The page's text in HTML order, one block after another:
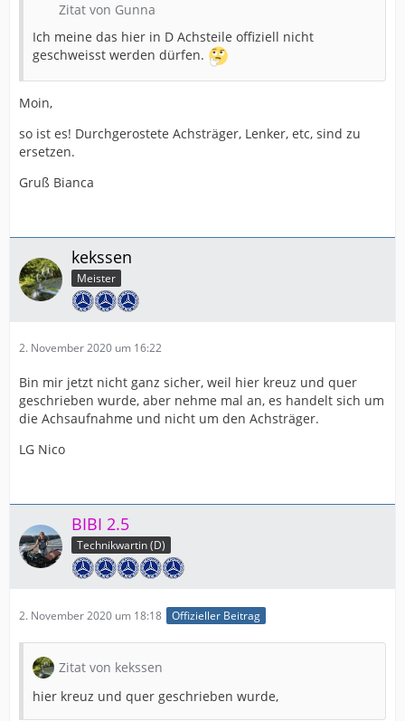
Zitat von Gunna
Ich meine das hier in D Achsteile offiziell nicht
geschweisst werden dürfen.
Moin,
so ist es! Durchgerostete Achsträger, Lenker, etc, sind zu
ersetzen.
Gruß Bianca
kekssen
Meister
2. November 2020 um 16:22
Bin mir jetzt nicht ganz sicher, weil hier kreuz und quer
geschrieben wurde, aber nehme mal an, es handelt sich um
die Achsaufnahme und nicht um den Achsträger.
LG Nico
BIBI 2.5
Technikwartin (D)
2. November 2020 um 18:18 Offizieller Beitrag
Zitat von kekssen
hier kreuz und quer geschrieben wurde,